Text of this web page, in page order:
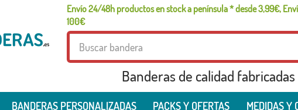
Envío 24/48h productos en stock a península * desde 3,99€,
100€
Banderas de calidad
BANDERAS PERSONALIZADAS PACKS Y OFERTAS MEDIDAS Y